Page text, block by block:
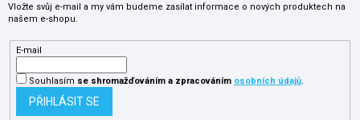
Vložte svůj e-mail a my vám budeme zasílat informace o nových produktech na
našem e-shopu.
E-mail
Souhlasím se shromažďováníma zpracováním osobních údajů.
PŘIHLÁSIT SE